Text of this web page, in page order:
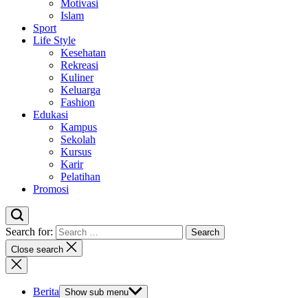
Motivasi
Islam
Sport
Life Style
Kesehatan
Rekreasi
Kuliner
Keluarga
Fashion
Edukasi
Kampus
Sekolah
Kursus
Karir
Pelatihan
Promosi
Search for:
Close search
Berita Show sub menu